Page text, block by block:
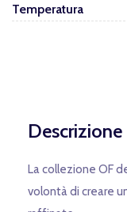
Temperatura
Descrizione
La collezione OF
volontà di creare